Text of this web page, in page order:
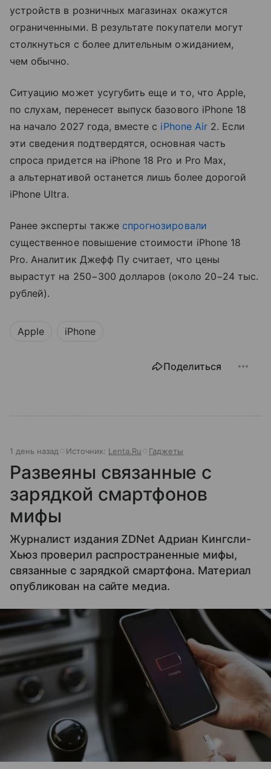
устройств в розничных магазинах окажутся
ограниченными. В результате покупатели могут
столкнуться с более длительным ожиданием,
чем обычно.
Ситуацию может усугубить еще и то, что Apple,
по слухам, перенесет выпуск базового iPhone 18
на начало 2027 года, вместе с iPhone Air2. Если
эти сведения подтвердятся, основная часть
спроса придется на iPhone 18 Pro и Pro Max,
а альтернативой останется лишь более дорогой
iPhone Ultra.
Ранее эксперты также спрогнозировали
существенное повышение стоимости iPhone 18
Pro. Аналитик Джефф Пу считает, что цены
вырастут на 250−300 долларов (около 20−24 тыс.
рублей).
Apple iPhone
Поделиться
1 день назад Источник: Lenta.Ru Гаджеты
Развеяны связанные с
зарядкой смартфонов
мифы
Журналист издания ZDNet Адриан Кингсли-
Хьюз проверил распространенные мифы,
связанные с зарядкой смартфона. Материал
опубликован на сайте медиа.